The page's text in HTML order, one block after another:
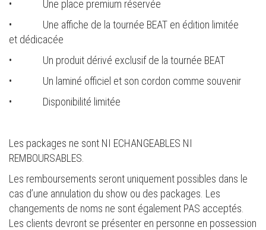
• Une place premium réservée
• Une affiche de la tournée BEAT en édition limitée
et dédicacée
• Un produit dérivé exclusif de la tournée BEAT
• Un laminé officiel et son cordon comme souvenir
• Disponibilité limitée
Les packages ne sont NI ECHANGEABLES NI
REMBOURSABLES.
Les remboursements seront uniquement possibles dans le
cas d’une annulation du show ou des packages. Les
changements de noms ne sont également PAS acceptés.
Les clients devront se présenter en personne en possession